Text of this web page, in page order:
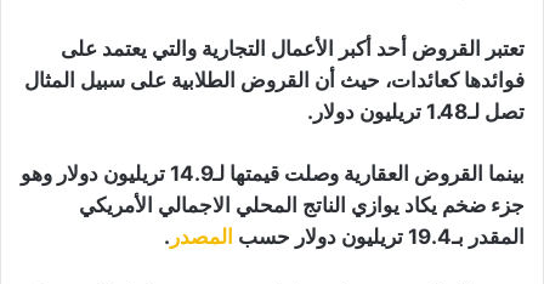
تعتبر القروض أحد أكبر الأعمال التجارية والتي يعتمد على
فوائدها كعائدات، حيث أن القروض الطلابية على سبيل المثال
تصل لـ1.48 تريليون دولار.
بينما القروض العقارية وصلت قيمتها لـ14.9 تريليون دولار وهو
جزء ضخم يكاد يوازي الناتج المحلي الاجمالي الأمريكي
المقدر بـ19.4 تريليون دولار حسب
المصدر .